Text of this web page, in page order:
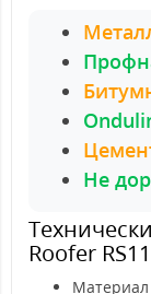
Не
Roofer
Материал